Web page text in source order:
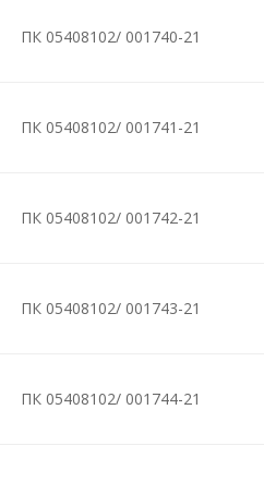
ПК 05408102/ 001740-21
ПК 05408102/ 001741-21
ПК 05408102/ 001742-21
ПК 05408102/ 001743-21
ПК 05408102/ 001744-21